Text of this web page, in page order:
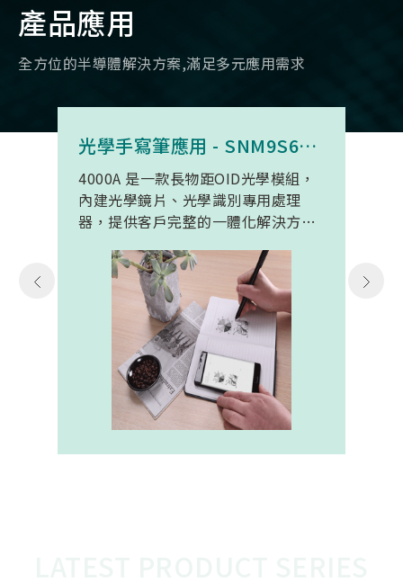
產品應用
全方位的半導體解決方案,滿足多元應用需求
光學手寫筆應用 - SNM9S6100BC4000A
4000A 是一款長物距OID光學模組，
內建光學鏡片、光學識別專用處理
器，提供客戶完整的一體化解決方
置開發。模組在保持小型化的同時，
延伸了可用物距範圍，使其能在離紙
面更遠的位置仍精確讀取碼點，同時
內建的高幀率SoC，能確保書寫筆跡
的連續與準確。 透過4000A模組能有
效縮短客戶開發週期，並確保在小型
裝置中仍維持高精度與穩定度，讓產
品能夠以最自然的方式，將紙本與數
位內容緊密連結。